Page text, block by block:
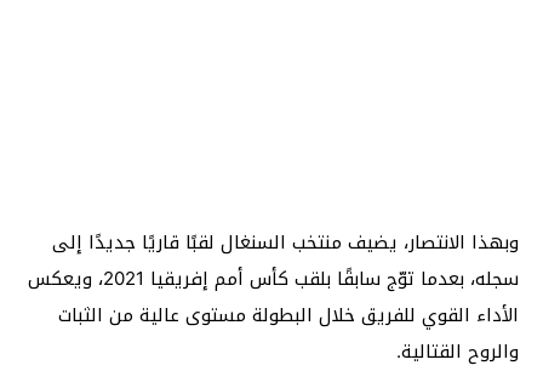
وبهذا الانتصار، يضيف منتخب السنغال لقبًا قاريًا جديدًا إلى
سجله، بعدما توّج سابقًا بلقب كأس أمم إفريقيا 2021، ويعكس
الأداء القوي للفريق خلال البطولة مستوى عالية من الثبات
والروح القتالية.